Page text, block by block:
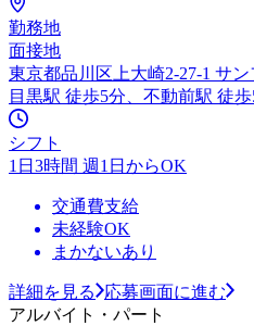
勤務地
面接地
東京都品川区上大崎2-27-1 サ
目黒駅 徒歩5分、不動前駅 徒
シフト
1日3時間 週1日からOK
交通費支給
未経験OK
まかないあり
詳細を見る
応募画面に進む
アルバイト・パート